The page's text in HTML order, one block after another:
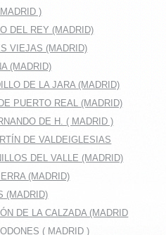
)
DEL REY (MADRID)
VIEJAS (MADRID)
(MADRID)
DE LA JARA (MADRID)
PUERTO REAL (MADRID)
DE H. ( MADRID )
DE VALDEIGLESIAS
DEL VALLE (MADRID)
(MADRID)
(MADRID)
DE LA CALZADA (MADRID
( MADRID )